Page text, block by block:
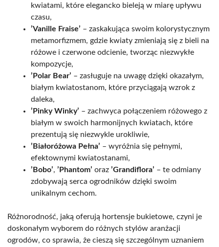
kwiatami, które elegancko bieleją w miarę upływu
czasu,
’Vanille Fraise’ – zaskakująca swoim kolorystycznym
metamorfizmem, gdzie kwiaty zmieniają się z bieli na
różowe i czerwone odcienie, tworząc niezwykłe
kompozycje,
’Polar Bear’ – zasługuje na uwagę dzięki okazałym,
białym kwiatostanom, które przyciągają wzrok z
daleka,
’Pinky Winky’ – zachwyca połączeniem różowego z
białym w swoich harmonijnych kwiatach, które
prezentują się niezwykle urokliwie,
’Białoróżowa Pełna’ – wyróżnia się pełnymi,
efektownymi kwiatostanami,
’Bobo’, ’Phantom’ oraz ’Grandiflora’ – te odmiany
zdobywają serca ogrodników dzięki swoim
unikalnym cechom.
Różnorodność, jaką oferują hortensje bukietowe, czyni je
doskonałym wyborem do różnych stylów aranżacji
ogrodów, co sprawia, że cieszą się szczególnym uznaniem